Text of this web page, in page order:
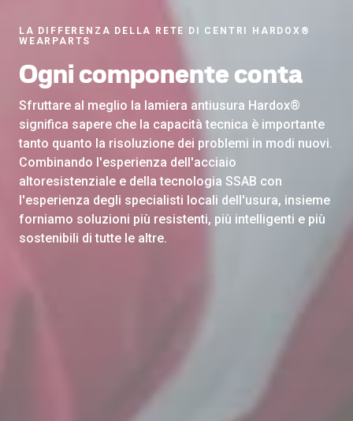
LA DIFFERENZA DELLA RETE DI CENTRI HARDOX®
WEARPARTS
Ogni componente conta
Sfruttare al meglio la lamiera antiusura Hardox®
significa sapere che la capacità tecnica è importante
tanto quanto la risoluzione dei problemi in modi nuovi.
Combinando l'esperienza dell'acciaio
altoresistenziale e della tecnologia SSAB con
l'esperienza degli specialisti locali dell'usura, insieme
forniamo soluzioni più resistenti, più intelligenti e più
sostenibili di tutte le altre.